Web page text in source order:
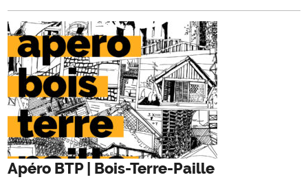
Apéro BTP | Bois-Terre-Paille